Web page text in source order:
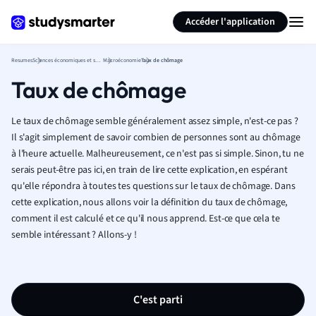
Accéder l'application
Resumes Sciences économiques et sociales MacroéconomieTaux de chômage
Taux de chômage
Le taux de chômage semble généralement assez simple, n'est-ce pas ?
Il s'agit simplement de savoir combien de personnes sont au chômage
à l'heure actuelle. Malheureusement, ce n'est pas si simple. Sinon, tu ne
serais peut-être pas ici, en train de lire cette explication, en espérant
qu'elle répondra à toutes tes questions sur le taux de chômage. Dans
cette explication, nous allons voir la définition du taux de chômage,
comment il est calculé et ce qu'il nous apprend. Est-ce que cela te
semble intéressant ? Allons-y !
C'est parti
Résumer la page